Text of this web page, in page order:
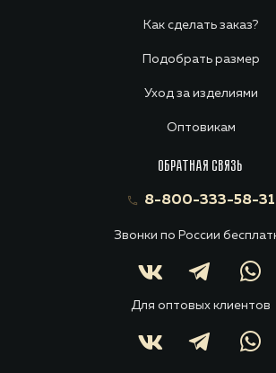
Как сделать заказ?
Подобрать размер
Уход за изделиями
Оптовикам
ОБРАТНАЯ СВЯЗЬ
8-800-333-58-31
Звонки по России
Для оптовых клиентов